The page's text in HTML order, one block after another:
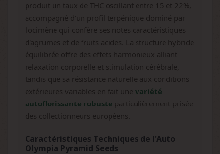
produit un taux de THC oscillant entre 15 et 22%,
accompagné d'un profil terpénique dominé par
l'ocimène qui confère ses notes caractéristiques
d'agrumes et de fruits acides. La structure hybride
équilibrée offre des effets harmonieux alliant
relaxation corporelle et stimulation cérébrale,
tandis que sa résistance naturelle aux conditions
extérieures variables en fait une variété
autoflorissante robuste particulièrement prisée
des collectionneurs européens.
Caractéristiques Techniques de l'Auto
Olympia Pyramid Seeds